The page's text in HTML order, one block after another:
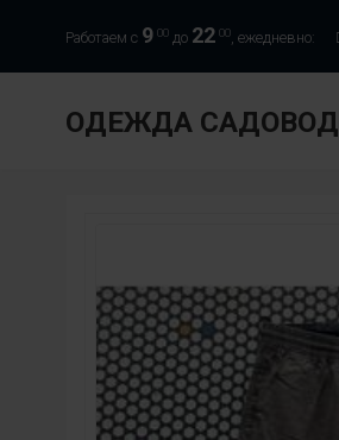
Работаем с 9 00 до 22 00, ежедневно:
ОДЕЖДА САДОВОД